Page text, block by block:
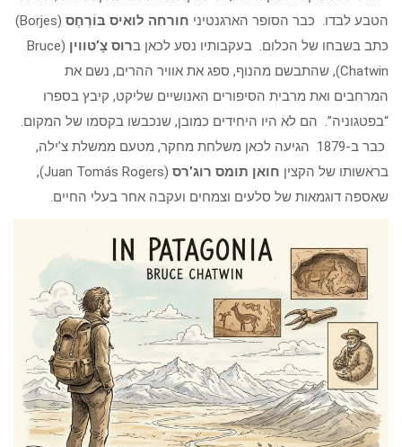
הטבע לבדו. כבר הסופר הארגנטיני חורחה לואיס בּוֹרְחֶס
(Borjes)
כתב בשבחו של הכלום. בעקבותיו נסע לכאן ברוס צָ’טווין
(Bruce
Chatwin), שהתבשם מהנוף, ספג את אוויר ההרים, נשם את
המרחבים ואת מרבית הסיפורים האנושיים שליקט, קיבץ בספרו
“בפטגוניה”. הם לא היו היחידים כמובן, שנכבשו בקסמו של המקום.
כבר ב-1879 הגיעה לכאן משלחת מחקר, מטעם ממשלת צ’ילה,
בראשותו של הקצין חואן תומס רוג’רס
(Juan Tomás Rogers),
שאספה דוגמאות של סלעים וצמחים ועקבה אחר בעלי החיים.